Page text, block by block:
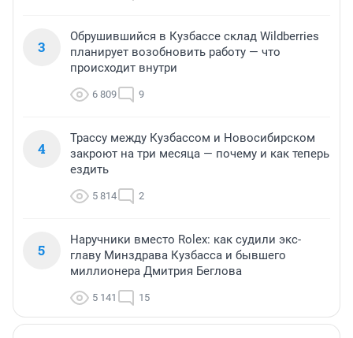
3
Обрушившийся в Кузбассе склад Wildberries
планирует возобновить работу — что
происходит внутри
6 809 9
4
Трассу между Кузбассом и Новосибирском
закроют на три месяца — почему и как теперь
ездить
5 814 2
5
Наручники вместо Rolex: как судили экс-
главу Минздрава Кузбасса и бывшего
миллионера Дмитрия Беглова
5 141 15